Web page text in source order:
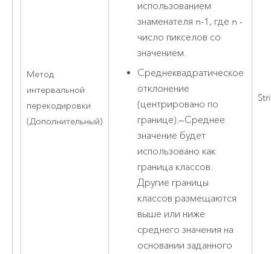
Метод
интервальной
перекодировки
(Дополнительный)
использованием
знаменателя n-1, где n -
число пикселов со
значением.
Среднеквадратическое
отклонение
(центрировано по
границе).—Среднее
значение будет
использовано как
граница классов.
Другие границы
классов размещаются
выше или ниже
среднего значения на
основании заданного